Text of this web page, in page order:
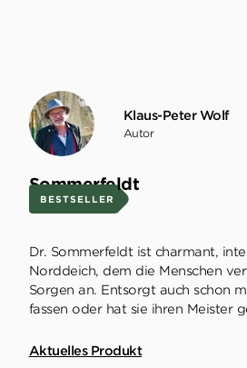
Klaus-Peter Wolf
Autor
Sommerfeldt
BESTSELLER
Dr. Sommerfeldt ist charmant,
Norddeich, dem die Menschen
Sorgen an. Entsorgt auch schon
fassen oder hat sie ihren Meister
Aktuelles Produkt